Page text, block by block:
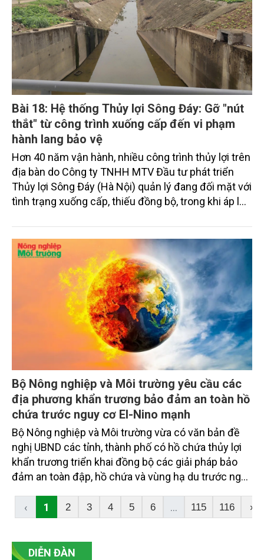
Bài 18: Hệ thống Thủy lợi Sông Đáy: Gỡ "nút
thắt" từ công trình xuống cấp đến vi phạm
hành lang bảo vệ
Hơn 40 năm vận hành, nhiều công trình thủy lợi trên
địa bàn do Công ty TNHH MTV Đầu tư phát triển
Thủy lợi Sông Đáy (Hà Nội) quản lý đang đối mặt với
tình trạng xuống cấp, thiếu đồng bộ, trong khi áp lực
trường ngày càng gia tăng. Không chỉ đảm bảo tưới
tiêu cho hàng chục nghìn héc-ta đất nông nghiệp,
đơn vị còn phải giải quyết hàng nghìn vụ vi phạm
hành lang công trình, xử lý tình trạng xả rác, nước
thải và từng bước triển khai cơ chế thu phí tiêu
thoát nước đối với các khu công nghiệp.
Bộ Nông nghiệp và Môi trường yêu cầu các
địa phương khẩn trương bảo đảm an toàn hồ
chứa trước nguy cơ El-Nino mạnh
Bộ Nông nghiệp và Môi trường vừa có văn bản đề
nghị UBND các tỉnh, thành phố có hồ chứa thủy lợi
khẩn trương triển khai đồng bộ các giải pháp bảo
đảm an toàn đập, hồ chứa và vùng hạ du trước nguy
đoan trong mùa mưa lũ năm 2026.
‹ 1 2 3 4 5 6 ... 115 116 ›
DIỄN ĐÀN